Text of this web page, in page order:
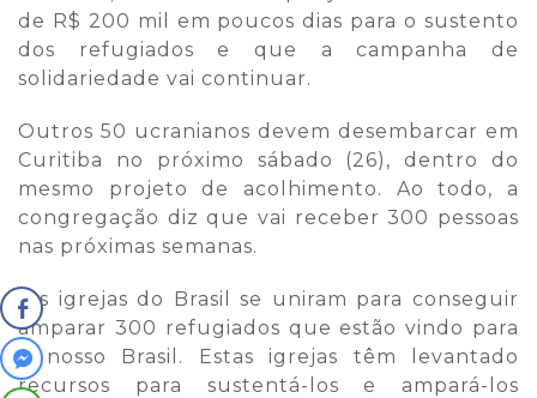
de R$ 200 mil em poucos dias para o sustento
dos refugiados e que a campanha de
solidariedade vai continuar.
Outros 50 ucranianos devem desembarcar em
Curitiba no próximo sábado (26), dentro do
mesmo projeto de acolhimento. Ao todo, a
congregação diz que vai receber 300 pessoas
nas próximas semanas.
“As igrejas do Brasil se uniram para conseguir
amparar 300 refugiados que estão vindo para
o nosso Brasil. Estas igrejas têm levantado
recursos para sustentá-los e ampará-los